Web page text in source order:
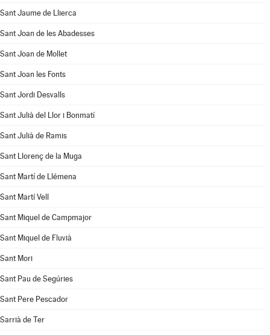
Sant Jaume de Llierca
Sant Joan de les Abadesses
Sant Joan de Mollet
Sant Joan les Fonts
Sant Jordi Desvalls
Sant Julià del Llor i Bonmatí
Sant Julià de Ramis
Sant Llorenç de la Muga
Sant Martí de Llémena
Sant Martí Vell
Sant Miquel de Campmajor
Sant Miquel de Fluvià
Sant Mori
Sant Pau de Segúries
Sant Pere Pescador
Sarrià de Ter